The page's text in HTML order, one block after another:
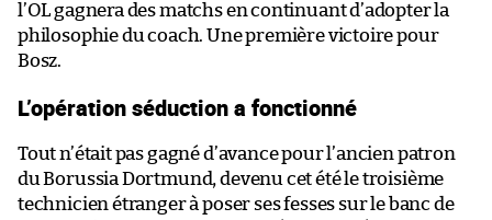
l’OL gagnera des matchs en continuant d’adopter la
philosophie du coach. Une première victoire pour
Bosz.
L’opération séduction a fonctionné
Tout n’était pas gagné d’avance pour l’ancien patron
du Borussia Dortmund, devenu cet été le troisième
technicien étranger à poser ses fesses sur le banc de